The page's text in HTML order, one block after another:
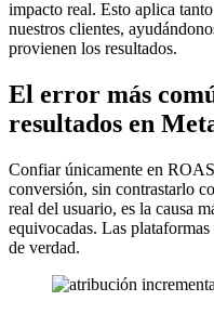
impacto real. Esto aplica
nuestros clientes,
provienen los resultados.
El error más
resultados en
Confiar únicamente en
conversión, sin contrastarlo
real del usuario, es la causa
equivocadas. Las
de verdad.